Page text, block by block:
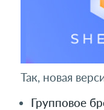
Так, новая
Групповое